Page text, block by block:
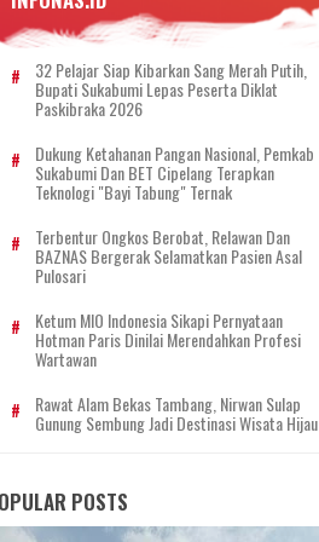
32 Pelajar Siap Kibarkan Sang Merah Putih,
Bupati Sukabumi Lepas Peserta Diklat
Paskibraka 2026
Dukung Ketahanan Pangan Nasional, Pemkab
Sukabumi Dan BET Cipelang Terapkan
Teknologi "Bayi Tabung" Ternak
Terbentur Ongkos Berobat, Relawan Dan
BAZNAS Bergerak Selamatkan Pasien Asal
Pulosari
Ketum MIO Indonesia Sikapi Pernyataan
Hotman Paris Dinilai Merendahkan Profesi
Wartawan
Rawat Alam Bekas Tambang, Nirwan Sulap
Gunung Sembung Jadi Destinasi Wisata Hijau
POSTS